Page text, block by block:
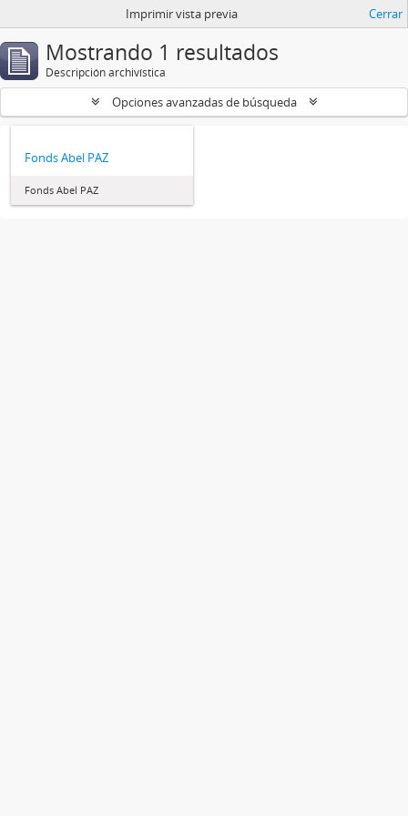
Imprimir vista previa Cerrar
Mostrando 1 resultados
Descripción archivística
Opciones avanzadas de búsqueda
Fonds Abel PAZ
Fonds Abel PAZ